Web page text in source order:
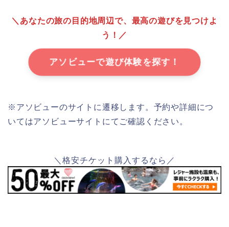
＼あなたの旅の目的地周辺で、最高の遊びを見つけよ
う！／
アソビューで遊び体験を探す！
※アソビューのサイトに遷移します。予約や詳細につ
いてはアソビューサイトにてご確認ください。
＼格安チケット購入するなら／